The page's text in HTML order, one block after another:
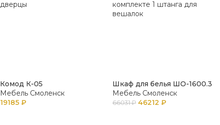
Комод К-05
Мебель Смоленск
19185 ₽
Шкаф для белья ШО-1600.3
Мебель Смоленск
66031₽ 46212 ₽